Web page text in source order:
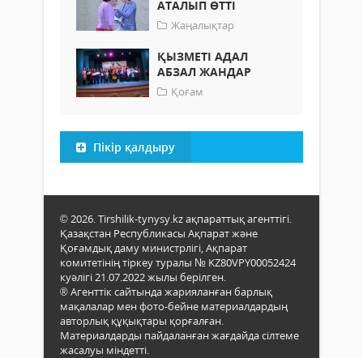
АТАЛЫП ӨТТІ
Жаңалықтар
ҚЫЗМЕТІ АДАЛ
АБЗАЛ ЖАНДАР
Қоғам
Пікір қалдыру
© 2026. Tirshilik-tynysy.kz ақпараттық агенттігі.
Қазақстан Республикасы Ақпарат және
Қоғамдық даму министрлігі, Ақпарат
комитетінің тіркеу туралы № KZ80VPY00052424
куәлігі 21.07.2022 жылы берілген.
® Агенттік сайтында жарияланған барлық
мақалалар мен фото-бейне материалдардың
авторлық құқықтары қорғалған.
Материалдарды пайдаланған жағдайда сілтеме
жасалуы міндетті.